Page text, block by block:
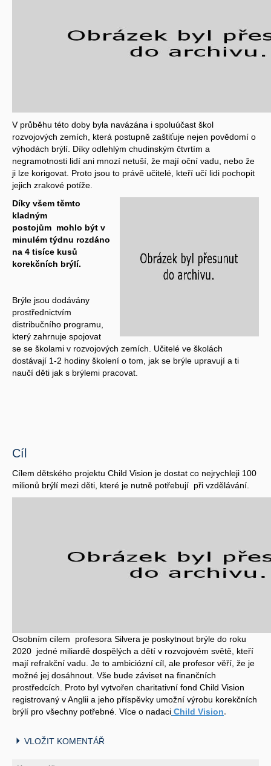
V průběhu této doby byla navázána i spoluúčast škol
rozvojových zemích, která postupně zaštiťuje nejen povědomí o
výhodách brýlí. Díky odlehlým chudinským čtvrtím a
negramotnosti lidí ani mnozí netuší, že mají oční vadu, nebo že
ji lze korigovat. Proto jsou to právě učitelé, kteří učí lidi pochopit
jejich zrakové potíže.
Díky všem těmto
kladným
postojům mohlo být v
minulém týdnu rozdáno
na 4 tisíce kusů
korekčních brýlí.
Brýle jsou dodávány
prostřednictvím
distribučního programu,
který zahrnuje spojovat
se se školami v rozvojových zemích. Učitelé ve školách
dostávají 1-2 hodiny školení o tom, jak se brýle upravují a ti
naučí děti jak s brýlemi pracovat.
Cíl
Cílem dětského projektu Child Vision je dostat co nejrychleji 100
milionů brýlí mezi děti, které je nutně potřebují při vzdělávání.
Osobním cílem profesora Silvera je poskytnout brýle do roku
2020 jedné miliardě dospělých a dětí v rozvojovém světě, kteří
mají refrakční vadu. Je to ambiciózní cíl, ale profesor věří, že je
možné jej dosáhnout. Vše bude záviset na finančních
prostředcích. Proto byl vytvořen charitativní fond Child Vision
registrovaný v Anglii a jeho příspěvky umožní výrobu korekčních
brýlí pro všechny potřebné. Více o nadaci Child Vision.
VLOŽIT KOMENTÁŘ